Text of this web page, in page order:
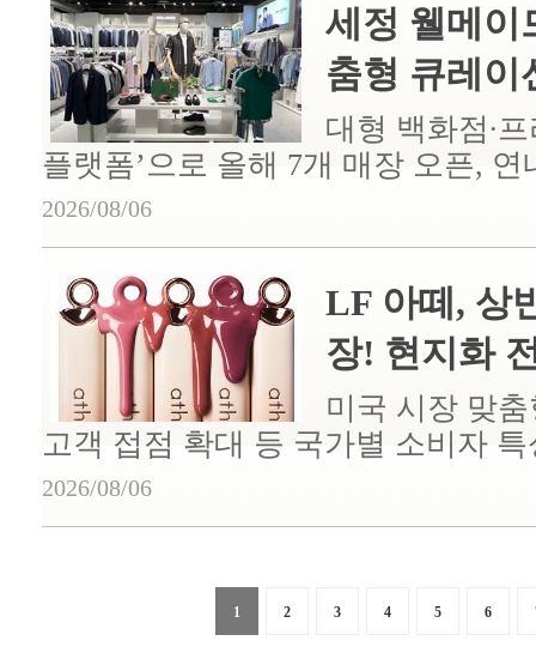
세정 웰메이
춤형 큐레이
대형 백화점∙
플랫폼’으로 올해 7개 매장 오픈,
2026/08/06
LF 아떼, 상
장! 현지화
미국 시장 맞
고객 접점 확대 등 국가별 소비자
2026/08/06
1 2 3 4 5 6